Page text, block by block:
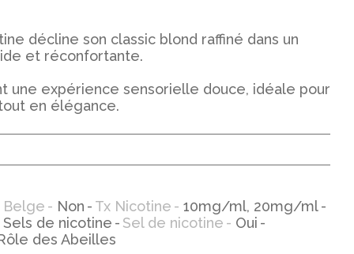
décline son classic blond raffiné dans un
et réconfortante.
une expérience sensorielle douce, idéale pour
en élégance.
Belge Non Tx Nicotine
10mg/ml, 20mg/ml
Sels de nicotine Sel de nicotine
Oui
des Abeilles